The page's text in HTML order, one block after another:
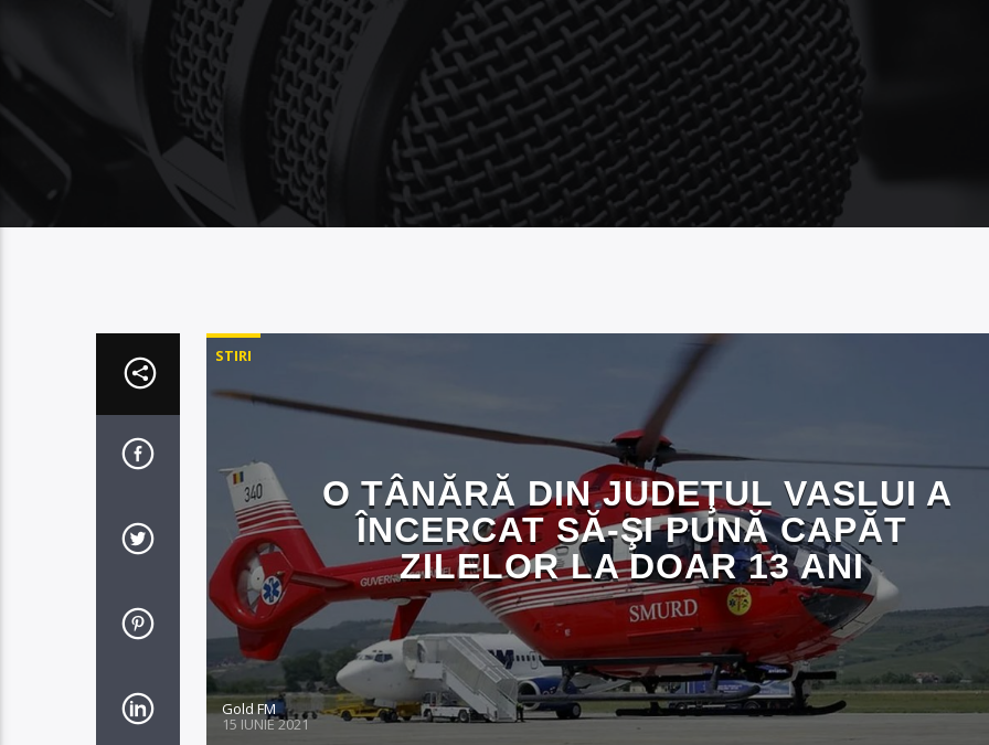
STIRI
O TÂNĂRĂ DIN JUDEŢUL VASLUI A
ÎNCERCAT SĂ-ŞI PUNĂ CAPĂT
ZILELOR LA DOAR 13 ANI
Gold FM
15 IUNIE 2021